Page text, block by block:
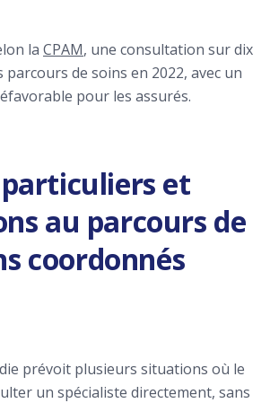
la CPAM, une consultation sur dix
de soins en 2022, avec un
pour les assurés.
particuliers et
au parcours de
coordonnés
prévoit plusieurs situations où le
un spécialiste directement, sans